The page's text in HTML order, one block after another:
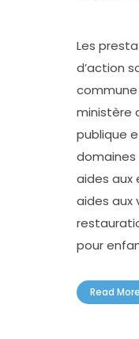
Les
d’action
ministère
publique
domaines
aides aux
aides aux
pour
Read More